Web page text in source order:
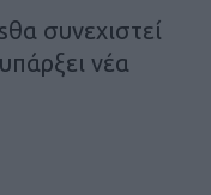
συνεχιστεί
νέα